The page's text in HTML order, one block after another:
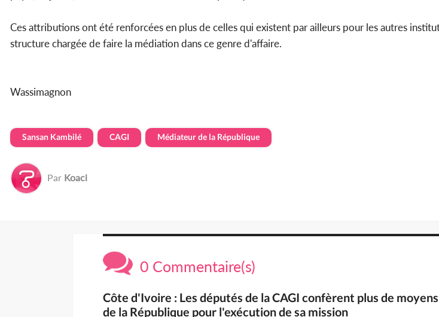
Ces attributions ont été renforcées en plus de celles qui existent par ailleurs pour les autres
structure chargée de faire la médiation dans ce genre d'affaire.
Wassimagnon
Sansan Kambilé CAGI Médiateur de la République
Par Koaci
0 Commentaire(s)
Côte d'Ivoire : Les députés de la CAGI confèrent plus de
de la République pour l'exécution de sa mission